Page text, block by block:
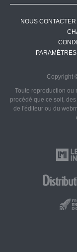
NOUS CONTACTER
Copyright
Toute reproduction ou
procédé que ce soit,
de l'éditeur ou du